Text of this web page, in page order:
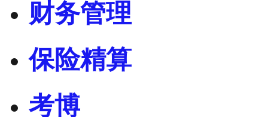
财务管理
保险精算
考博